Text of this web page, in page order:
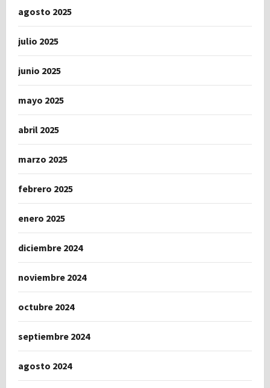
agosto 2025
julio 2025
junio 2025
mayo 2025
abril 2025
marzo 2025
febrero 2025
enero 2025
diciembre 2024
noviembre 2024
octubre 2024
septiembre 2024
agosto 2024